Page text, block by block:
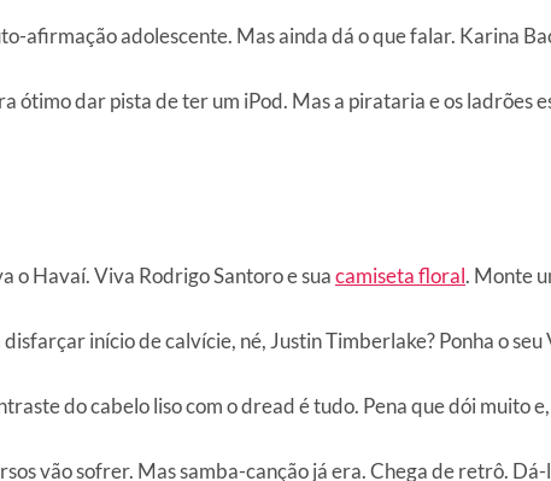
afirmação adolescente. Mas ainda dá o que falar. Karina
ótimo dar pista de ter um iPod. Mas a pirataria e os ladrões
o Havaí. Viva Rodrigo Santoro e suacamiseta floral. Monte
início de calvície, né, Justin Timberlake? Ponha o seu
do cabelo liso com o dread é tudo. Pena que dói muito
vão sofrer. Mas samba-canção já era. Chega de retrô.